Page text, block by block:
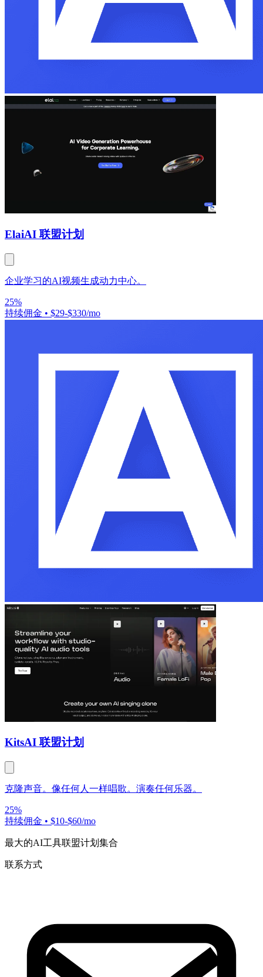
ElaiAI 联盟计划
企业学习的AI视频生成动力中心。
25%
持续佣金 • $29-$330/mo
KitsAI 联盟计划
克隆声音。像任何人一样唱歌。演奏任何乐器。
25%
持续佣金 • $10-$60/mo
最大的AI工具联盟计划集合
联系方式